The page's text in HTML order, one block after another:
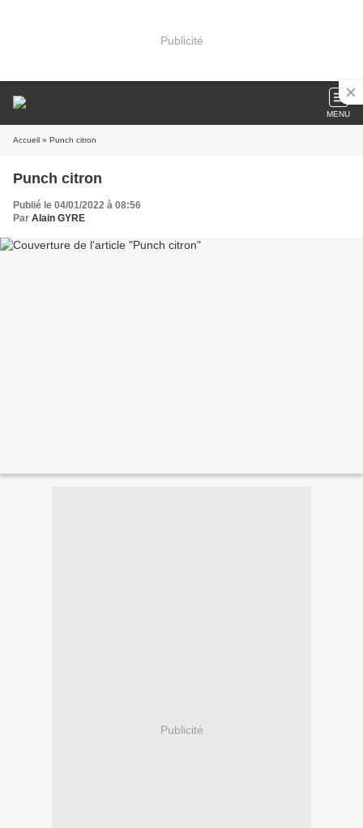
Publicité
MENU
Accueil » Punch citron
Punch citron
Publié le 04/01/2022 à 08:56
Par Alain GYRE
Publicité